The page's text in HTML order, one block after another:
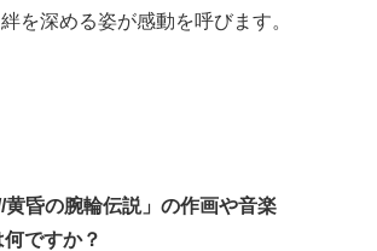
を深める姿が感動を呼びます。
黄昏の腕輪伝説」の作画や音楽
ですか？